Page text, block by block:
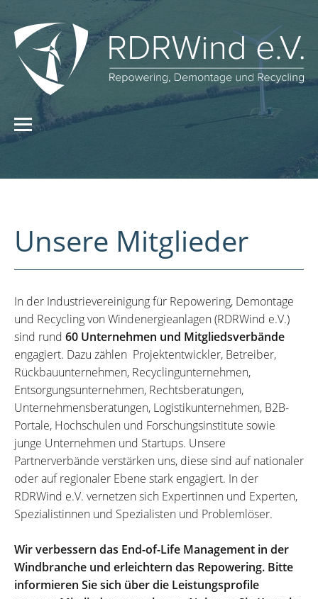
Unsere Mitglieder
In der Industrievereinigung für Repowering, Demontage
und Recycling von Windenergieanlagen (RDRWind e.V.)
sind rund 60 Unternehmen und Mitgliedsverbände
engagiert. Dazu zählen Projektentwickler, Betreiber,
Rückbauunternehmen, Recyclingunternehmen,
Entsorgungsunternehmen, Rechtsberatungen,
Unternehmensberatungen, Logistikunternehmen, B2B-
Portale, Hochschulen und Forschungsinstitute sowie
junge Unternehmen und Startups. Unsere
Partnerverbände verstärken uns, diese sind auf nationaler
oder auf regionaler Ebene stark engagiert. In der
RDRWind e.V. vernetzen sich Expertinnen und Experten,
Spezialistinnen und Spezialisten und Problemlöser.
Wir verbessern das End-of-Life Management in der
Windbranche und erleichtern das Repowering. Bitte
informieren Sie sich über die Leistungsprofile